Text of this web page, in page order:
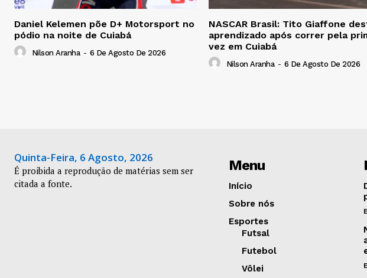
Daniel Kelemen põe D+ Motorsport no
pódio na noite de Cuiabá
Nilson Aranha - 6 De Agosto De 2026
NASCAR Brasil: Tito Giaffone
aprendizado após correr pela
vez em Cuiabá
Nilson Aranha - 6 De Agosto De 2026
Quinta-Feira, 6 Agosto, 2026
É proibida a reprodução de matérias sem ser
citada a fonte.
Menu
Início
Sobre nós
Esportes
Futsal
Futebol
Vôlei